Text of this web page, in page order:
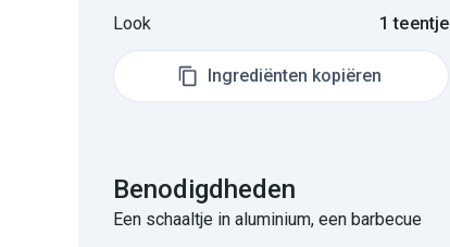
Look 1 teentje
Ingrediënten kopiëren
Benodigdheden
Een schaaltje in aluminium, een barbecue